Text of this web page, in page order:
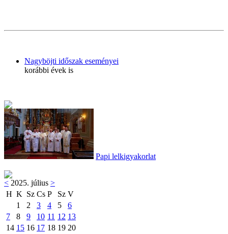
Nagyböjti időszak eseményei
korábbi évek is
Papi lelkigyakorlat
< 2025. július >
H K Sz Cs P Sz V
1
2 3 4 5
6
7
8 9 10 11 12 13
14 15 16 17 18 19 20